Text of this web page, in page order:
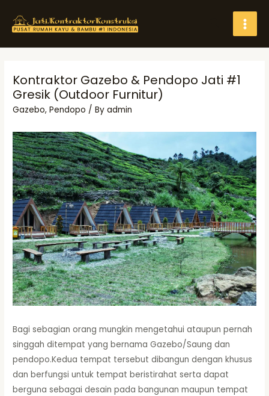
Search
Kontraktor Gazebo & Pendopo Jati #1
Gresik (Outdoor Furnitur)
Gazebo,Pendopo / Byadmin
Bagi sebagian orang mungkin mengetahui ataupun pernah
singgah ditempat yang bernama Gazebo/Saung dan
pendopo.Kedua tempat tersebut dibangun dengan khusus
dan berfungsi untuk tempat beristirahat serta dapat
berguna sebagai desain pada bangunan maupun tempat